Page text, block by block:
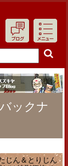
ックナ
じん＆とりじん